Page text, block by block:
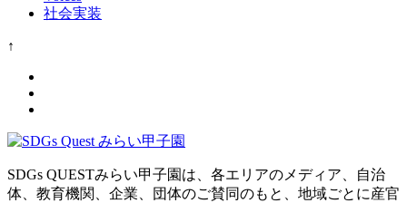
社会実装
↑
SDGs QUESTみらい甲子園は、各エリアのメディア、自治
体、教育機関、企業、団体のご賛同のもと、地域ごとに産官